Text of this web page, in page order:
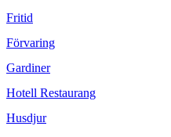
Fritid
Förvaring
Gardiner
Hotell Restaurang
Husdjur